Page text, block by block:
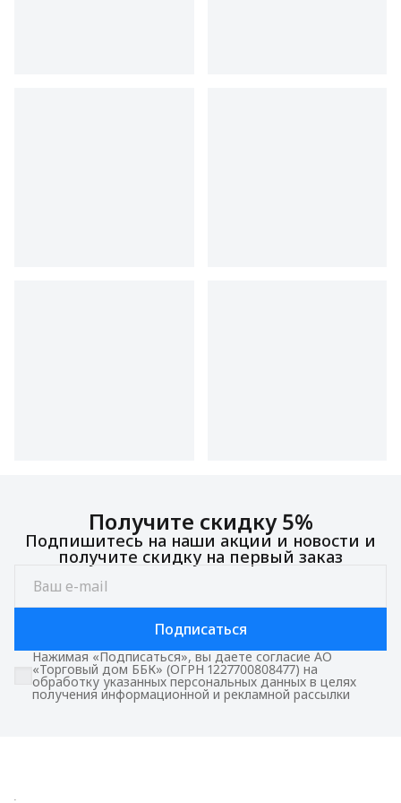
Получите скидку 5%
Подпишитесь на наши акции и новости и
получите скидку на первый заказ
Подписаться
Нажимая «Подписаться», вы даете согласие АО
«Торговый дом ББК» (ОГРН 1227700808477) на
обработку указанных персональных данных в целях
получения информационной и рекламной рассылки